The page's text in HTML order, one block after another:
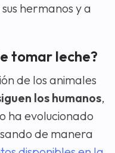
hermanos y a
tomar leche?
de los animales
los humanos,
ha evolucionado
de manera